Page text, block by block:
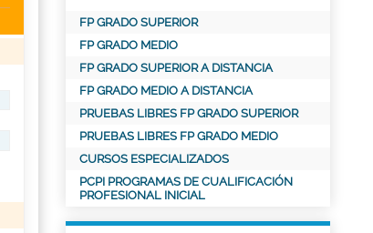
FP GRADO SUPERIOR
FP GRADO MEDIO
FP GRADO SUPERIOR A DISTANCIA
FP GRADO MEDIO A DISTANCIA
PRUEBAS LIBRES FP GRADO SUPERIOR
PRUEBAS LIBRES FP GRADO MEDIO
CURSOS ESPECIALIZADOS
PCPI PROGRAMAS DE CUALIFICACIÓN
PROFESIONAL INICIAL